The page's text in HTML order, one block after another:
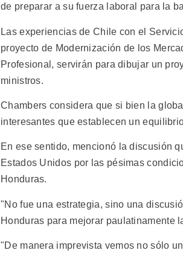
de preparar a su fuerza laboral para la
Las experiencias de Chile con el
proyecto de Modernización de los
Profesional, servirán para dibujar un
ministros.
Chambers considera que si bien la
interesantes que establecen un
En ese sentido, mencionó la discusión
Estados Unidos por las pésimas
Honduras.
"No fue una estrategia, sino una
Honduras para mejorar paulatinamente
"De manera imprevista vemos no sólo